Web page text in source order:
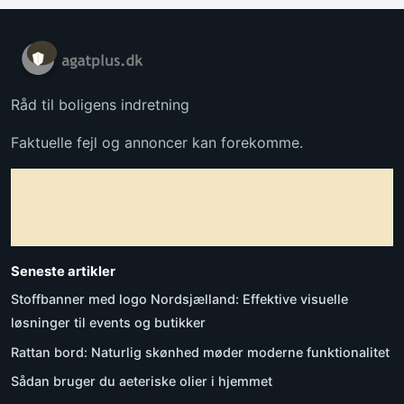
Råd til boligens indretning
Faktuelle fejl og annoncer kan forekomme.
Seneste artikler
Stoffbanner med logo Nordsjælland: Effektive visuelle
løsninger til events og butikker
Rattan bord: Naturlig skønhed møder moderne funktionalitet
Sådan bruger du aeteriske olier i hjemmet